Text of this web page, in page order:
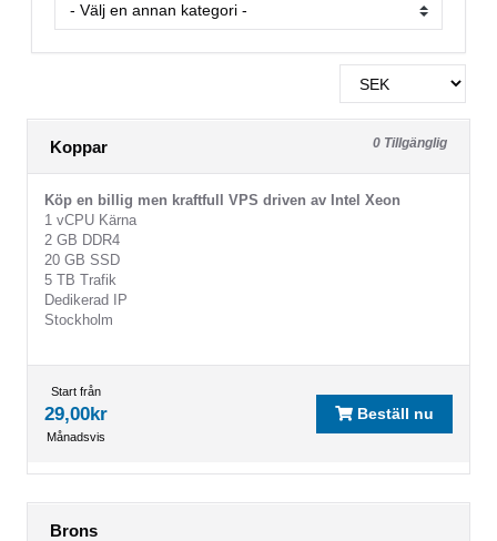
Koppar 0 Tillgänglig
Köp en billig men kraftfull VPS driven av Intel Xeon
1 vCPU Kärna
2 GB DDR4
20 GB SSD
5 TB Trafik
Dedikerad IP
Stockholm
Start från
29,00kr
Månadsvis
Beställ nu
Brons